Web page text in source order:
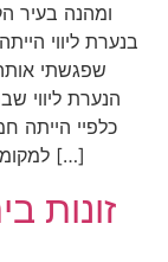
ומהנה בעיר
בנערת ליווי
שפגשתי
הנערת ליווי
כלפיי הייתה
למקומות הקדושים וההיסטוריים שבעיר, והיא הייתה […]
זונות